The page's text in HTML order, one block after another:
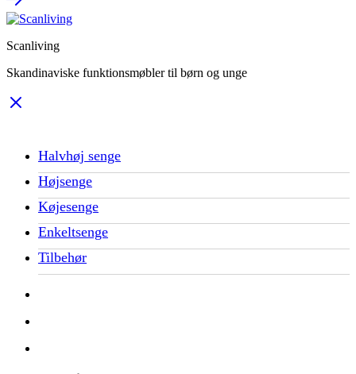
Scanliving
Skandinaviske funktionsmøbler til børn og unge
Halvhøj senge
Højsenge
Køjesenge
Enkeltsenge
Tilbehør